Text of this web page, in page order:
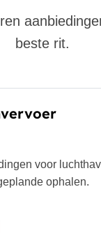
beste rit.
voor
ophalen.